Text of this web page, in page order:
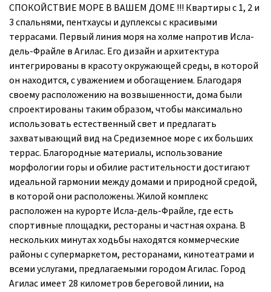
СПОКОЙСТВИЕ МОРЕ В ВАШЕМ ДОМЕ !!! Квартиры с 1, 2 и
3 спальнями, пентхаусы и дуплексы с красивыми
террасами. Первый линия моря на холме напротив Исла-
дель-Фрайле в Агилас. Его дизайн и архитектура
интегрированы в красоту окружающей среды, в которой
он находится, с уважением и обогащением. Благодаря
своему расположению на возвышенности, дома были
спроектированы таким образом, чтобы максимально
использовать естественный свет и предлагать
захватывающий вид на Средиземное море с их больших
террас. Благородные материалы, использование
морфологии горы и обилие растительности достигают
идеальной гармонии между домами и природной средой,
в которой они расположены. Жилой комплекс
расположен на курорте Исла-дель-Фрайле, где есть
спортивные площадки, рестораны и частная охрана. В
нескольких минутах ходьбы находятся коммерческие
районы с супермаркетом, ресторанами, кинотеатрами и
всеми услугами, предлагаемыми городом Агилас. Город
Агилас имеет 28 километров береговой линии, на